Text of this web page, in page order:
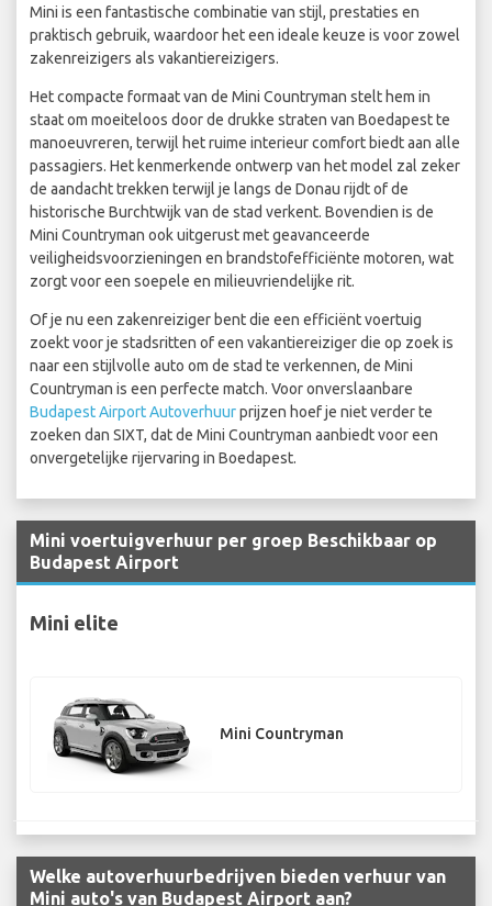
Mini is een fantastische combinatie van stijl, prestaties en
praktisch gebruik, waardoor het een ideale keuze is voor zowel
zakenreizigers als vakantiereizigers.
Het compacte formaat van de Mini Countryman stelt hem in
staat om moeiteloos door de drukke straten van Boedapest te
manoeuvreren, terwijl het ruime interieur comfort biedt aan alle
passagiers. Het kenmerkende ontwerp van het model zal zeker
de aandacht trekken terwijl je langs de Donau rijdt of de
historische Burchtwijk van de stad verkent. Bovendien is de
Mini Countryman ook uitgerust met geavanceerde
veiligheidsvoorzieningen en brandstofefficiënte motoren, wat
zorgt voor een soepele en milieuvriendelijke rit.
Of je nu een zakenreiziger bent die een efficiënt voertuig
zoekt voor je stadsritten of een vakantiereiziger die op zoek is
naar een stijlvolle auto om de stad te verkennen, de Mini
Countryman is een perfecte match. Voor onverslaanbare
Budapest Airport Autoverhuurprijzen hoef je niet verder te
zoeken dan SIXT, dat de Mini Countryman aanbiedt voor een
onvergetelijke rijervaring in Boedapest.
Mini voertuigverhuur per groep Beschikbaar op
Budapest Airport
Mini elite
Mini Countryman
Welke autoverhuurbedrijven bieden verhuur van
Mini auto's van Budapest Airport aan?